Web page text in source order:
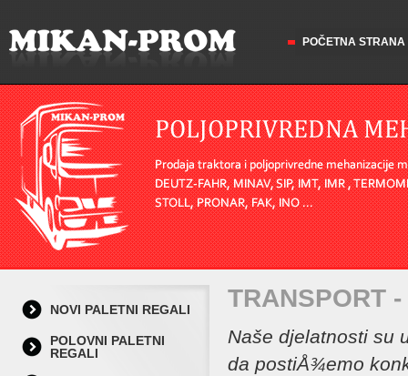
POČETNA STRANA
NOVI PALETNI REGALI
POLOVNI PALETNI
REGALI
TRANSPORT
Naše djelatnosti su
da postiÅ¾emo